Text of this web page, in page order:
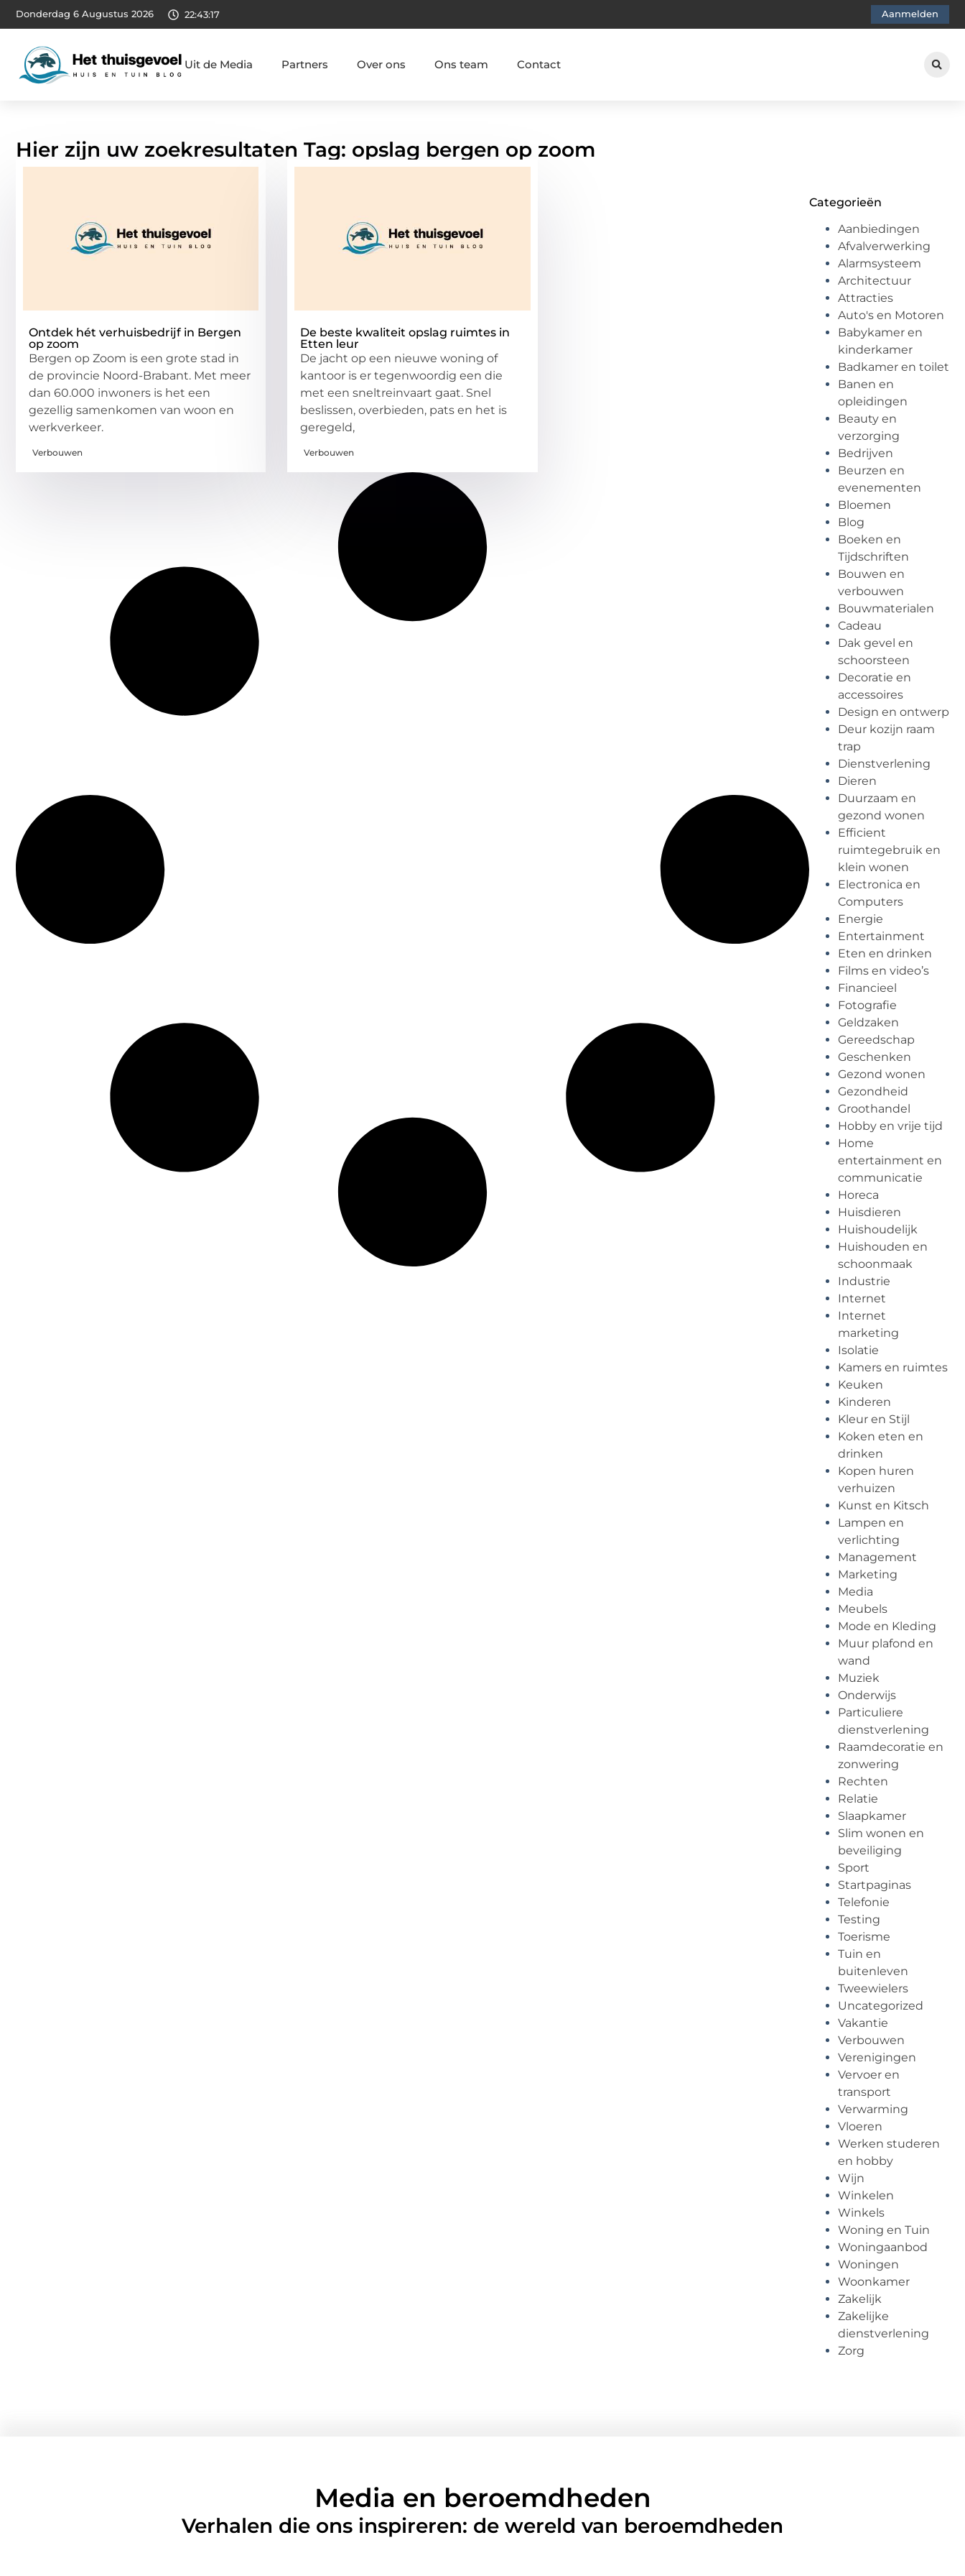
Donderdag 6 Augustus 2026 22:43:18 Aanmelden
Uit de Media Partners Over ons Ons team Contact
Hier zijn uw zoekresultaten Tag: opslag bergen op zoom
Ontdek hét verhuisbedrijf in Bergen
op zoom
Bergen op Zoom is een grote stad in
de provincie Noord-Brabant. Met meer
dan 60.000 inwoners is het een
gezellig samenkomen van woon en
werkverkeer.
Verbouwen
De beste kwaliteit opslag ruimtes in
Etten leur
De jacht op een nieuwe woning of
kantoor is er tegenwoordig een die
met een sneltreinvaart gaat. Snel
beslissen, overbieden, pats en het is
geregeld,
Verbouwen
Categorieën
Aanbiedingen
Afvalverwerking
Alarmsysteem
Architectuur
Attracties
Auto's en Motoren
Babykamer en
kinderkamer
Badkamer en toilet
Banen en
opleidingen
Beauty en
verzorging
Bedrijven
Beurzen en
evenementen
Bloemen
Blog
Boeken en
Tijdschriften
Bouwen en
verbouwen
Bouwmaterialen
Cadeau
Dak gevel en
schoorsteen
Decoratie en
accessoires
Design en ontwerp
Deur kozijn raam
trap
Dienstverlening
Dieren
Duurzaam en
gezond wonen
Efficient
ruimtegebruik en
klein wonen
Electronica en
Computers
Energie
Entertainment
Eten en drinken
Films en video’s
Financieel
Fotografie
Geldzaken
Gereedschap
Geschenken
Gezond wonen
Gezondheid
Groothandel
Hobby en vrije tijd
Home
entertainment en
communicatie
Horeca
Huisdieren
Huishoudelijk
Huishouden en
schoonmaak
Industrie
Internet
Internet
marketing
Isolatie
Kamers en ruimtes
Keuken
Kinderen
Kleur en Stijl
Koken eten en
drinken
Kopen huren
verhuizen
Kunst en Kitsch
Lampen en
verlichting
Management
Marketing
Media
Meubels
Mode en Kleding
Muur plafond en
wand
Muziek
Onderwijs
Particuliere
dienstverlening
Raamdecoratie en
zonwering
Rechten
Relatie
Slaapkamer
Slim wonen en
beveiliging
Sport
Startpaginas
Telefonie
Testing
Toerisme
Tuin en
buitenleven
Tweewielers
Uncategorized
Vakantie
Verbouwen
Verenigingen
Vervoer en
transport
Verwarming
Vloeren
Werken studeren
en hobby
Wijn
Winkelen
Winkels
Woning en Tuin
Woningaanbod
Woningen
Woonkamer
Zakelijk
Zakelijke
dienstverlening
Zorg
Media en beroemdheden
Verhalen die ons inspireren: de wereld van beroemdheden